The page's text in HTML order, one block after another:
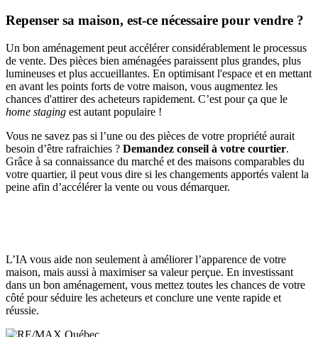
Repenser sa maison, est-ce nécessaire pour vendre ?
Un bon aménagement peut accélérer considérablement le processus
de vente. Des pièces bien aménagées paraissent plus grandes, plus
lumineuses et plus accueillantes. En optimisant l'espace et en mettant
en avant les points forts de votre maison, vous augmentez les
chances d'attirer des acheteurs rapidement. C’est pour ça que le
home staging est autant populaire !
Vous ne savez pas si l’une ou des pièces de votre propriété aurait
besoin d’être rafraichies ? Demandez conseil à votre courtier.
Grâce à sa connaissance du marché et des maisons comparables du
votre quartier, il peut vous dire si les changements apportés valent la
peine afin d’accélérer la vente ou vous démarquer.
L’IA vous aide non seulement à améliorer l’apparence de votre
maison, mais aussi à maximiser sa valeur perçue. En investissant
dans un bon aménagement, vous mettez toutes les chances de votre
côté pour séduire les acheteurs et conclure une vente rapide et
réussie.